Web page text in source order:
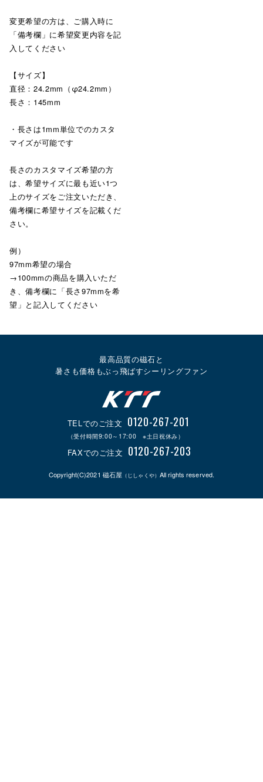
変更希望の方は、ご購入時に
「備考欄」に希望変更内容を記
入してください
【サイズ】
直径：24.2mm（φ24.2mm）
長さ：145mm
・長さは1mm単位でのカスタ
マイズが可能です
長さのカスタマイズ希望の方
は、希望サイズに最も近い1つ
上のサイズをご注文いただき、
備考欄に希望サイズを記載くだ
さい。
例）
97mm希望の場合
→100mmの商品を購入いただ
き、備考欄に「長さ97mmを希
望」と記入してください
最高品質の磁石と
暑さも価格もぶっ飛ばすシーリングファン
TELでのご注文 0120-267-201
（受付時間9:00～17:00 ※土日祝休み）
FAXでのご注文 0120-267-203
Copyright(C)2021 磁石屋 （じしゃくや） All rights reserved.